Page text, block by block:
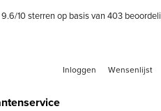
9.6/10sterren op basis van 403
Inloggen Wensenlijst